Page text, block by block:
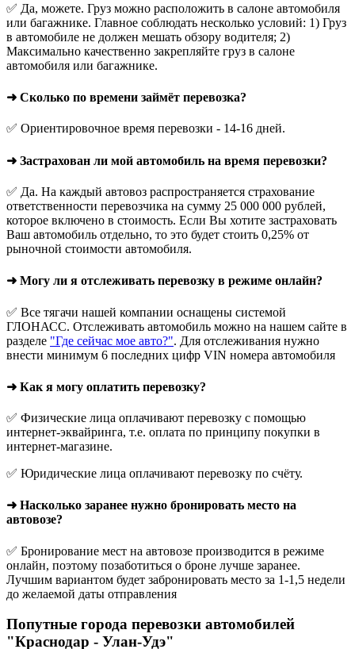
✅ Да, можете. Груз можно расположить в салоне автомобиля
или багажнике. Главное соблюдать несколько условий: 1) Груз
в автомобиле не должен мешать обзору водителя; 2)
Максимально качественно закрепляйте груз в салоне
автомобиля или багажнике.
➜ Сколько по времени займёт перевозка?
✅ Ориентировочное время перевозки - 14-16 дней.
➜ Застрахован ли мой автомобиль на время перевозки?
✅ Да. На каждый автовоз распространяется страхование
ответственности перевозчика на сумму 25 000 000 рублей,
которое включено в стоимость. Если Вы хотите застраховать
Ваш автомобиль отдельно, то это будет стоить 0,25% от
рыночной стоимости автомобиля.
➜ Могу ли я отслеживать перевозку в режиме онлайн?
✅ Все тягачи нашей компании оснащены системой
ГЛОНАСС. Отслеживать автомобиль можно на нашем сайте в
разделе "Где сейчас мое авто?". Для отслеживания нужно
внести минимум 6 последних цифр VIN номера автомобиля
➜ Как я могу оплатить перевозку?
✅ Физические лица оплачивают перевозку с помощью
интернет-эквайринга, т.е. оплата по принципу покупки в
интернет-магазине.
✅ Юридические лица оплачивают перевозку по счёту.
➜ Насколько заранее нужно бронировать место на
автовозе?
✅ Бронирование мест на автовозе производится в режиме
онлайн, поэтому позаботиться о броне лучше заранее.
Лучшим вариантом будет забронировать место за 1-1,5 недели
до желаемой даты отправления
Попутные города перевозки автомобилей
"Краснодар - Улан-Удэ"